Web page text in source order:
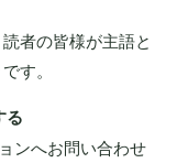
者の皆様が主語と
す。
る
ンへお問い合わせ